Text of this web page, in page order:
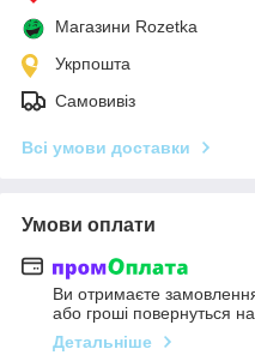
Магазини Rozetka
Укрпошта
Самовивіз
Всі умови доставки
Умови оплати
Ви отримаєте
або гроші повернуться
Детальніше